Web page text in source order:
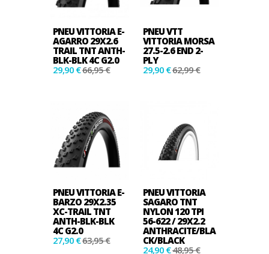
PNEU VITTORIA E-
AGARRO 29X2.6
TRAIL TNT ANTH-
BLK-BLK 4C G2.0
29,90 €66,95 €
PNEU VTT
VITTORIA MORSA
27.5-2.6 END 2-
PLY
29,90 €62,99 €
PNEU VITTORIA E-
BARZO 29X2.35
XC-TRAIL TNT
ANTH-BLK-BLK
4C G2.0
27,90 €63,95 €
PNEU VITTORIA
SAGARO TNT
NYLON 120 TPI
56-622 / 29X2.2
ANTHRACITE/BLA
CK/BLACK
24,90 €48,95 €